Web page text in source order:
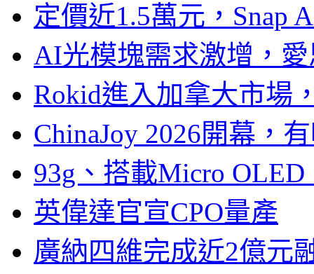
定價近1.5萬元，Snap
AI光模塊需求激增，
Rokid進入加拿大市場
ChinaJoy 2026開幕，
93g、搭載Micro
英偉達官宣CPO量產
廣納四維完成近2億元